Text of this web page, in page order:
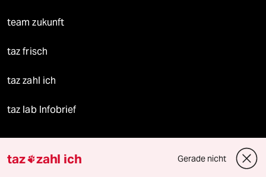
team zukunft
taz frisch
taz zahl ich
taz lab Infobrief
Veranstaltungen
taz zahl ich Gerade nicht